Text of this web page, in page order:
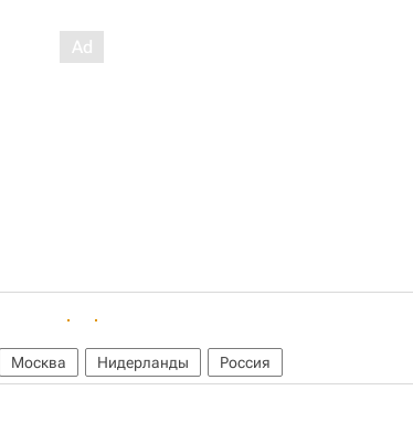
Москва Нидерланды Россия